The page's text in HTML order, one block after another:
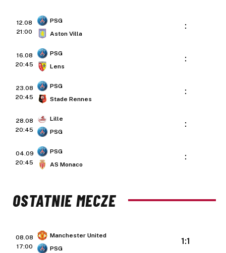
12.08
21:00
PSG
Aston Villa
:
16.08
20:45
PSG
Lens
:
23.08
20:45
PSG
Stade Rennes
:
28.08
20:45
Lille
PSG
:
04.09
20:45
PSG
AS Monaco
:
OSTATNIE MECZE
08.08
17:00
Manchester United
PSG
1:1